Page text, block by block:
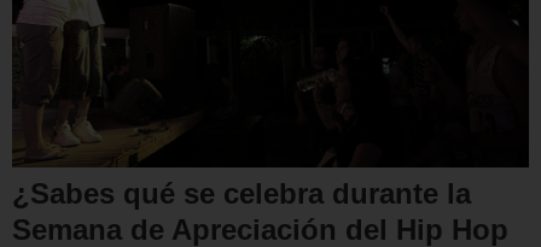
¿Sabes qué se celebra durante la
Semana de Apreciación del Hip Hop